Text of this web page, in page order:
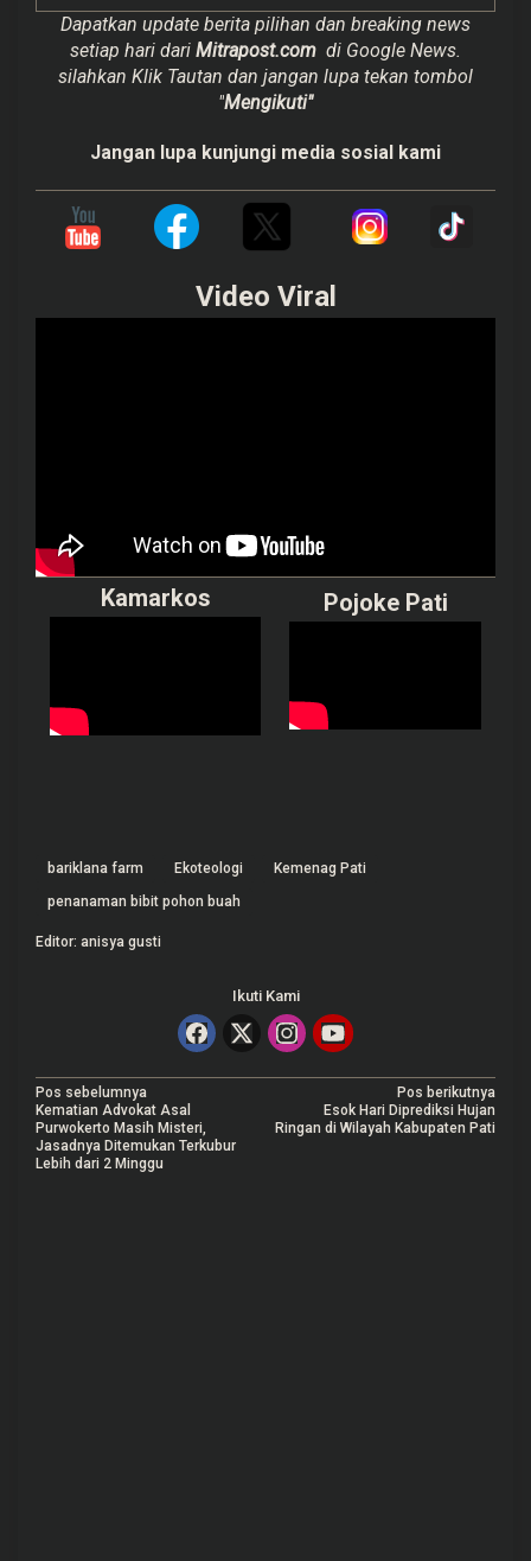
Dapatkan update berita pilihan dan breaking news
setiap hari dari Mitrapost.com di Google News.
silahkan Klik Tautan dan jangan lupa tekan tombol
"Mengikuti"
Jangan lupa kunjungi media sosial kami
Video Viral
Kamarkos Pojoke Pati
bariklana farm Ekoteologi
Kemenag Pati
penanaman bibit pohon buah
Editor: anisya gusti
Ikuti Kami
N
a
v
Pos sebelumnya
Kematian Advokat Asal
Purwokerto Masih Misteri,
Jasadnya Ditemukan Terkubur
Lebih dari 2 Minggu
Pos berikutnya
Esok Hari Diprediksi Hujan
Ringan di Wilayah Kabupaten Pati